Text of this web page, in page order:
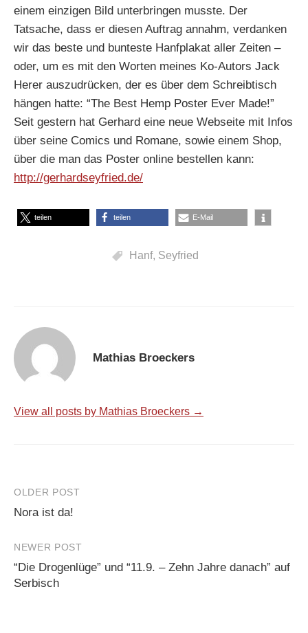
einem einzigen Bild unterbringen musste. Der
Tatsache, dass er diesen Auftrag annahm, verdanken
wir das beste und bunteste Hanfplakat aller Zeiten –
oder, um es mit den Worten meines Ko-Autors Jack
Herer auszudrücken, der es über dem Schreibtisch
hängen hatte: “The Best Hemp Poster Ever Made!”
Seit gestern hat Gerhard eine neue Webseite mit Infos
über seine Comics und Romane, sowie einem Shop,
über die man das Poster online bestellen kann:
http://gerhardseyfried.de/
teilen teilen E-Mail
Hanf, Seyfried
Mathias Broeckers
View all posts by Mathias Broeckers →
Post
navigation
OLDER POST
Nora ist da!
NEWER POST
“Die Drogenlüge” und “11.9. – Zehn Jahre danach” auf
Serbisch